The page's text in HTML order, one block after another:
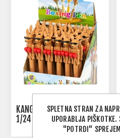
KANGAROO KEM. OLOVKA
1/24
SPLETNA STRAN ZA
UPORABLJA
"POTRDI"